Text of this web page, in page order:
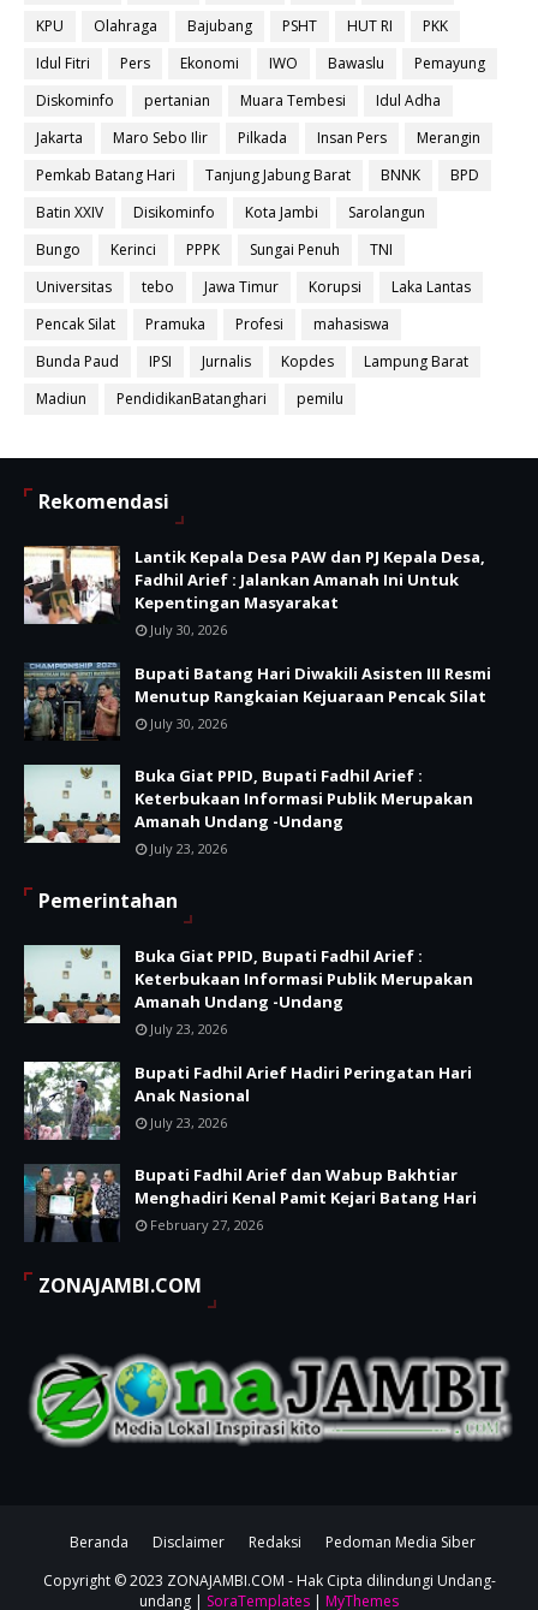
KPU
Olahraga Bajubang PSHT HUT RI
PKK
Idul Fitri
Pers Ekonomi IWO Bawaslu
Pemayung
Diskominfo
pertanian Muara Tembesi
Idul Adha
Jakarta
Maro Sebo Ilir Pilkada Insan Pers
Merangin
Pemkab Batang Hari
Tanjung Jabung Barat BNNK
BPD
Batin XXIV
Disikominfo Kota Jambi
Sarolangun
Bungo
Kerinci PPPK Sungai Penuh
TNI
Universitas
tebo Jawa Timur Korupsi
Laka Lantas
Pencak Silat
Pramuka Profesi
mahasiswa
Bunda Paud
IPSI Jurnalis Kopdes
Lampung Barat
Madiun
PendidikanBatanghari pemilu
Rekomendasi
Lantik Kepala Desa PAW dan PJ Kepala Desa,
Fadhil Arief : Jalankan Amanah Ini Untuk
Kepentingan Masyarakat
July 30, 2026
Bupati Batang Hari Diwakili Asisten III Resmi
Menutup Rangkaian Kejuaraan Pencak Silat
July 30, 2026
Buka Giat PPID, Bupati Fadhil Arief :
Keterbukaan Informasi Publik Merupakan
Amanah Undang -Undang
July 23, 2026
Pemerintahan
Buka Giat PPID, Bupati Fadhil Arief :
Keterbukaan Informasi Publik Merupakan
Amanah Undang -Undang
July 23, 2026
Bupati Fadhil Arief Hadiri Peringatan Hari
Anak Nasional
July 23, 2026
Bupati Fadhil Arief dan Wabup Bakhtiar
Menghadiri Kenal Pamit Kejari Batang Hari
February 27, 2026
ZONAJAMBI.COM
Beranda Disclaimer Redaksi
Pedoman Media Siber
Copyright © 2023 ZONAJAMBI.COM - Hak Cipta dilindungi Undang-
undang | SoraTemplates | MyThemes